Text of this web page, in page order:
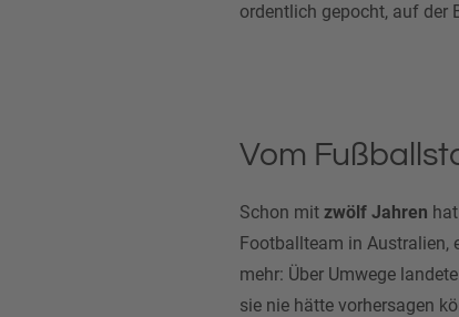
ordentlich gepocht, auf der
Vom
Schon mit zwölf Jahren
Footballteam in Australien,
mehr: Über Umwege
sie nie hätte vorhersagen